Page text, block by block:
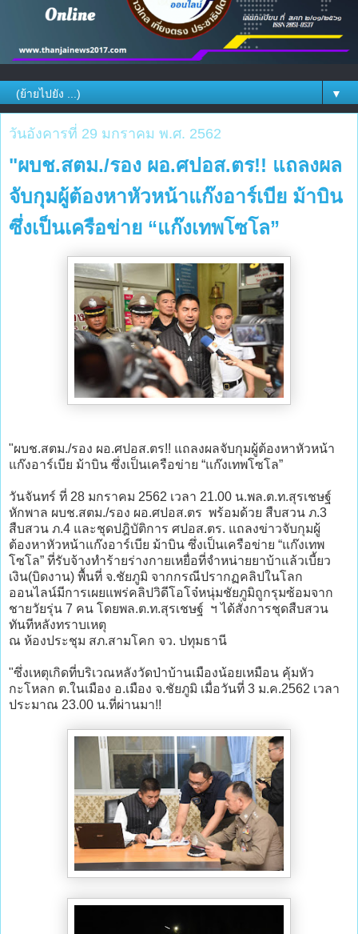
▼
วันอังคารที่ 29 มกราคม พ.ศ. 2562
"ผบช.สตม./รอง ผอ.ศปอส.ตร!! แถลงผล
จับกุมผู้ต้องหาหัวหน้าแก๊งอาร์เบีย ม้าบิน
ซึ่งเป็นเครือข่าย “แก๊งเทพโซโล”
"ผบช.สตม./รอง ผอ.ศปอส.ตร!! แถลงผลจับกุมผู้ต้องหาหัวหน้า
แก๊งอาร์เบีย ม้าบิน ซึ่งเป็นเครือข่าย “แก๊งเทพโซโล”
วันจันทร์ ที่ 28 มกราคม 2562 เวลา 21.00 น.พล.ต.ท.สุรเชษฐ์
หักพาล ผบช.สตม./รอง ผอ.ศปอส.ตร พร้อมด้วย สืบสวน ภ.3
สืบสวน ภ.4 และชุดปฎิบัติการ ศปอส.ตร. แถลงข่าวจับกุมผู้
ต้องหาหัวหน้าแก๊งอาร์เบีย ม้าบิน ซึ่งเป็นเครือข่าย “แก๊งเทพ
โซโล” ที่รับจ้างทำร้ายร่างกายเหยื่อที่จำหน่ายยาบ้าแล้วเบี้ยว
เงิน(บิดงาน) พื้นที่ จ.ชัยภูมิ จากกรณีปรากฏคลิปในโลก
ออนไลน์มีการเผยแพร่คลิปวิดีโอโจ๋หนุ่มชัยภูมิถูกรุมซ้อมจาก
ชายวัยรุ่น 7 คน โดยพล.ต.ท.สุรเชษฐ์ ฯ ได้สั่งการชุดสืบสวน
ทันทีหลังทราบเหตุ
ณ ห้องประชุม สภ.สามโคก จว. ปทุมธานี
"ซึ่งเหตุเกิดที่บริเวณหลังวัดป่าบ้านเมืองน้อยเหมือน​ คุ้มหัว
กะโหลก​ ต.ในเมือง​ อ.เมือง​ จ.ชัยภูมิ​ เมื่อวันที่​ 3​ ม.ค.2562​ เวลา
ประมาณ​ 23.00 น.ที่ผ่านมา!!